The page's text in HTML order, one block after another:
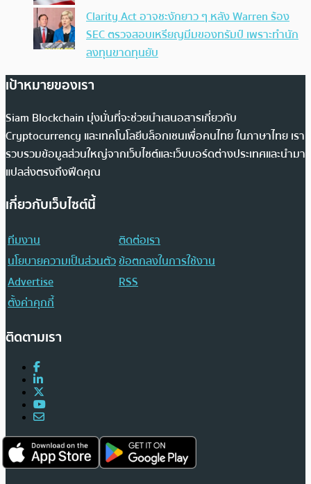
Clarity Act อาจชะงักยาว ๆ หลัง Warren ร้อง
SEC ตรวจสอบเหรียญมีมของทรัมป์ เพราะทำนัก
ลงทุนขาดทุนยับ
เป้าหมายของเรา
Siam Blockchain มุ่งมั่นที่จะช่วยนำเสนอสารเกี่ยวกับ
Cryptocurrency และเทคโนโลยีบล็อกเชนเพื่อคนไทย ในภาษาไทย เรา
รวบรวมข้อมูลส่วนใหญ่จากเว็บไซต์และเว็บบอร์ดต่างประเทศและนำมา
แปลส่งตรงถึงฟีดคุณ
เกี่ยวกับเว็บไซต์นี้
ทีมงาน
ติดต่อเรา
นโยบายความเป็นส่วนตัวข้อตกลงในการใช้งาน
Advertise
RSS
ตั้งค่าคุกกี้
ติดตามเรา